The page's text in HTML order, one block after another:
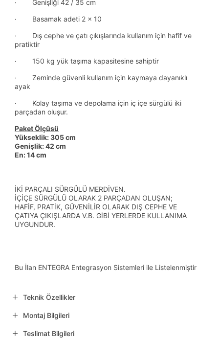
· Genişliği 42 / 35 cm
· Basamak adeti 2 x 10
· Dış cephe ve çatı çıkışlarında kullanım için hafif ve
pratiktir
· 150 kg yük taşıma kapasitesine sahiptir
· Zeminde güvenli kullanım için kaymaya dayanıklı
ayak
· Kolay taşıma ve depolama için iç içe sürgülü iki
parçadan oluşur.
Paket Ölçüsü
Yükseklik: 305 cm
Genişlik: 42 cm
En: 14 cm
İKİ PARÇALI SÜRGÜLÜ MERDİVEN.
İÇİÇE SÜRGÜLÜ OLARAK 2 PARÇADAN OLUŞAN;
HAFİF, PRATİK, GÜVENİLİR OLARAK DIŞ CEPHE VE
ÇATIYA ÇIKIŞLARDA V.B. GİBİ YERLERDE KULLANIMA
UYGUNDUR.
Bu İlan ENTEGRA Entegrasyon Sistemleri ile Listelenmiştir
Teknik Özellikler
Montaj Bilgileri
Teslimat Bilgileri